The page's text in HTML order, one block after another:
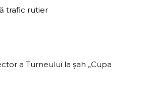
trafic rutier
a Turneului la șah „Cupa